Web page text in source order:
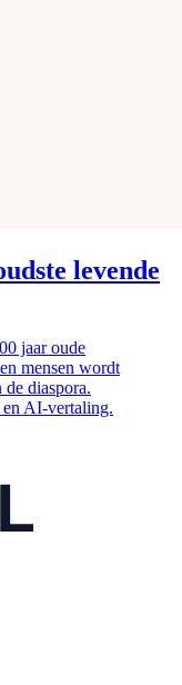
levende
jaar oude
mensen wordt
diaspora.
en AI-vertaling.